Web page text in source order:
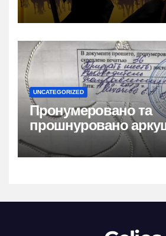
UNCATEGORIZED
Пронумеровано та
прошнуровано
сторінок: повний